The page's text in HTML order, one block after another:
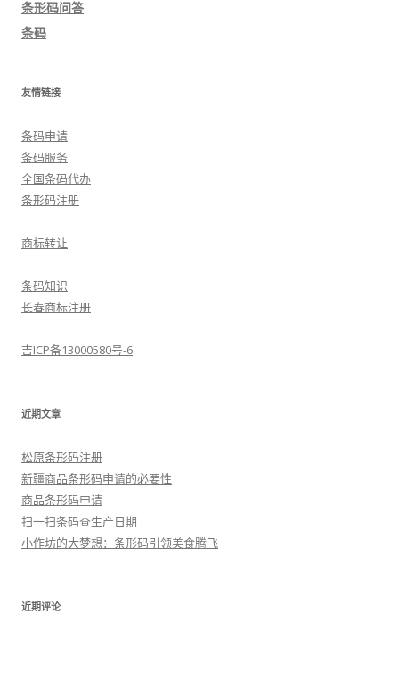
条形码问答
条码
友情链接
条码申请
条码服务
全国条码代办
条形码注册
商标转让
条码知识
长春商标注册
吉ICP备13000580号-6
近期文章
松原条形码注册
新疆商品条形码申请的必要性
商品条形码申请
扫一扫条码查生产日期
小作坊的大梦想：条形码引领美食腾飞
近期评论